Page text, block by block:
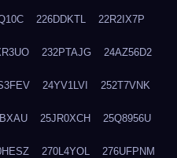
226DDKTL 22R2IX7P
232PTAJG 24AZ56D2
24YV1LVI 252T7VNK
25JR0XCH 25Q8956U
270L4YOL 276UFPNM